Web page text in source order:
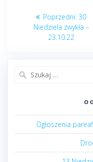
Nawigacja
wpisu
Poprzedni:
post:
30
Niedziela zwykła –
23.10.22
Ogłoszenia